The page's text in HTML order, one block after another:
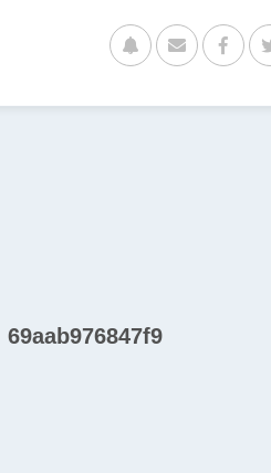
69aab976847f9